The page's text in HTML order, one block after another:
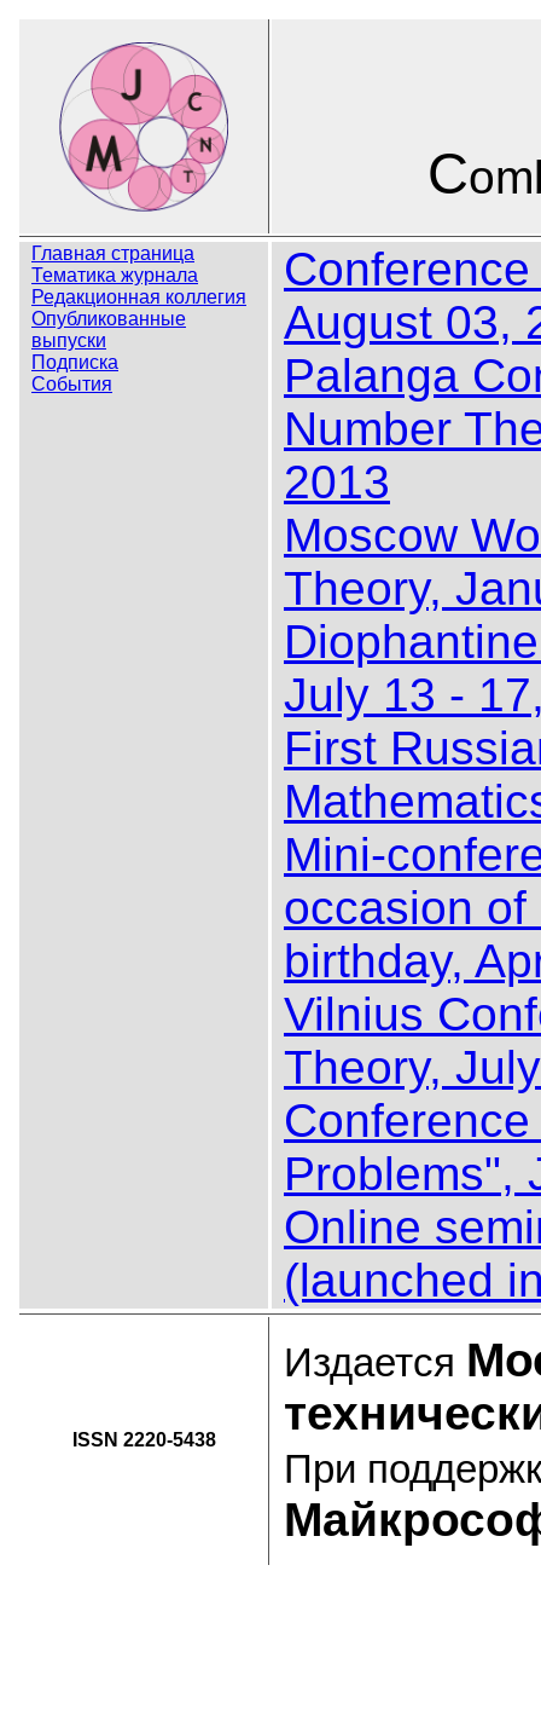
C
Главная страница
Тематика журнала
Редакционная коллегия
Опубликованные
выпуски
Подписка
События
August 03,
Palanga
Number
2013
Moscow
Theory,
July 13 -
First
Mini-
occasion
birthday,
Vilnius
Theory,
Problems",
Online
(launched
ISSN 2220-5438
Издается
При